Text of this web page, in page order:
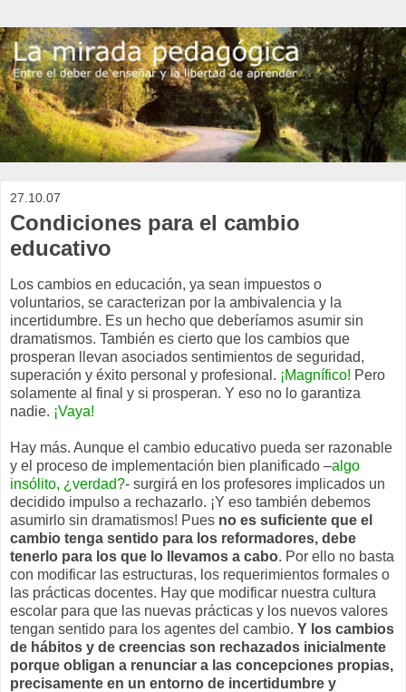
27.10.07
Condiciones para el cambio
educativo
Los cambios en educación, ya sean impuestos o
voluntarios, se caracterizan por la ambivalencia y la
incertidumbre. Es un hecho que deberíamos asumir sin
dramatismos. También es cierto que los cambios que
prosperan llevan asociados sentimientos de seguridad,
superación y éxito personal y profesional. ¡Magnífico! Pero
solamente al final y si prosperan. Y eso no lo garantiza
nadie. ¡Vaya!
Hay más. Aunque el cambio educativo pueda ser razonable
y el proceso de implementación bien planificado –algo
insólito, ¿verdad?- surgirá en los profesores implicados un
decidido impulso a rechazarlo. ¡Y eso también debemos
asumirlo sin dramatismos! Pues no es suficiente que el
cambio tenga sentido para los reformadores, debe
tenerlo para los que lo llevamos a cabo. Por ello no basta
con modificar las estructuras, los requerimientos formales o
las prácticas docentes. Hay que modificar nuestra cultura
escolar para que las nuevas prácticas y los nuevos valores
tengan sentido para los agentes del cambio. Y los cambios
de hábitos y de creencias son rechazados inicialmente
porque obligan a renunciar a las concepciones propias,
precisamente en un entorno de incertidumbre y